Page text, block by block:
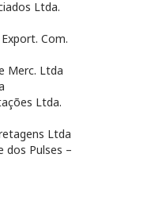
Ltda.
Com.
Merc. Ltda
Ltda.
Ltda
Pulses –